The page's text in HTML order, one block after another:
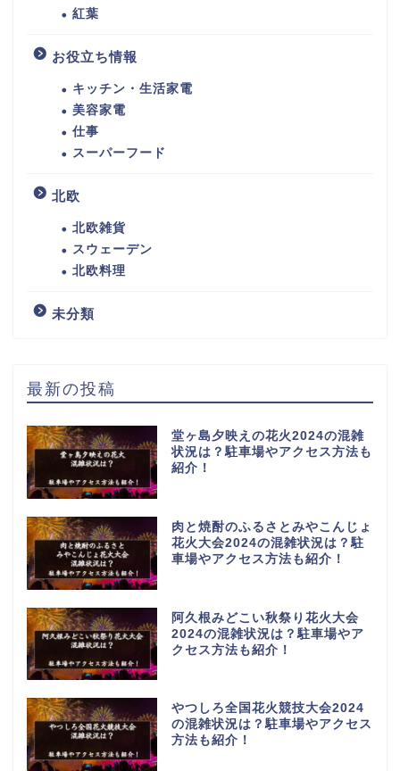
紅葉
お役立ち情報
キッチン・生活家電
美容家電
仕事
スーパーフード
北欧
北欧雑貨
スウェーデン
北欧料理
未分類
最新の投稿
堂ヶ島夕映えの花火2024の混雑
状況は？駐車場やアクセス方法も
紹介！
肉と焼酎のふるさとみやこんじょ
花火大会2024の混雑状況は？駐
車場やアクセス方法も紹介！
阿久根みどこい秋祭り花火大会
2024の混雑状況は？駐車場やア
クセス方法も紹介！
やつしろ全国花火競技大会2024
の混雑状況は？駐車場やアクセス
方法も紹介！